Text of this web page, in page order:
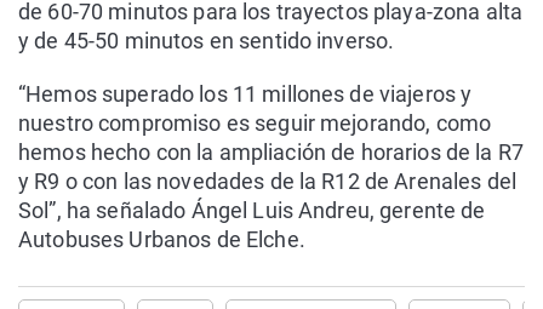
de 60-70 minutos para los trayectos playa-zona alta
y de 45-50 minutos en sentido inverso.
“Hemos superado los 11 millones de viajeros y
nuestro compromiso es seguir mejorando, como
hemos hecho con la ampliación de horarios de la R7
y R9 o con las novedades de la R12 de Arenales del
Sol”, ha señalado Ángel Luis Andreu, gerente de
Autobuses Urbanos de Elche.